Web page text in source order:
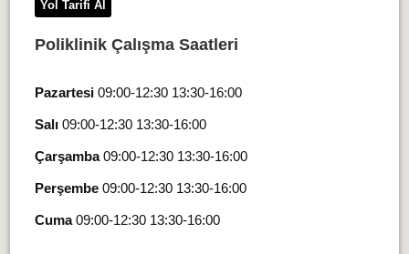
Yol Tarifi Al
Poliklinik Çalışma Saatleri
Pazartesi09:00-12:30 13:30-16:00
Salı09:00-12:30 13:30-16:00
Çarşamba09:00-12:30 13:30-16:00
Perşembe09:00-12:30 13:30-16:00
Cuma09:00-12:30 13:30-16:00